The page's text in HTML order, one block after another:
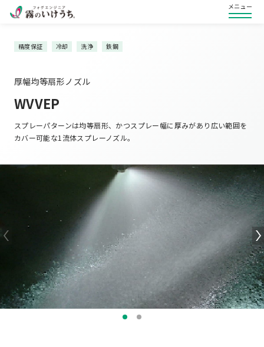
メニュー
精度保証 冷却 洗浄 鉄鋼
厚幅均等扇形ノズル
WVVEP
スプレーパターンは均等扇形、かつスプレー幅に厚みがあり広い範囲を
カバー可能な1流体スプレーノズル。